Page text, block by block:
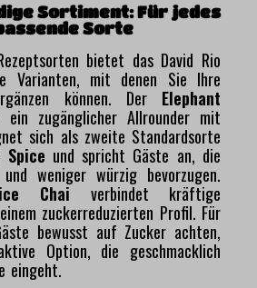
Sortiment: Für jedes
Sorte
bietet das David Rio
Varianten, mit denen Sie Ihre
können. Der Elephant
zugänglicher Allrounder mit
sich als zweite Standardsorte
Spice und spricht Gäste an, die
weniger würzig bevorzugen.
Chai verbindet kräftige
zuckerreduzierten Profil. Für
bewusst auf Zucker achten,
Option, die geschmacklich
eingeht.